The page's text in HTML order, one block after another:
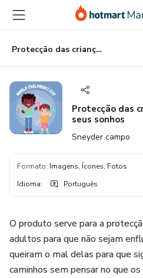
para
conteúdo
principal
para
pagamento
para
rodapé
Protecção das crianças e dos adultos e seus sonhos
Protecção das
seus sonhos
Sneyder campo
Formato: Imagens, Ícones, Fotos
Idioma: Português
O produto serve para a
adultos para que não sejam
queiram o mal delas para que
caminhos sem pensar no que